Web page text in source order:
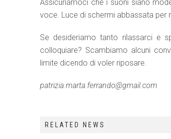
Assicuriamoci che i suoni siano
voce. Luce di schermi abbassata per
Se desideriamo tanto rilassarci e
colloquiare? Scambiamo alcuni
limite dicendo di voler riposare.
patrizia.marta.ferrando@gmail.com
RELATED NEWS